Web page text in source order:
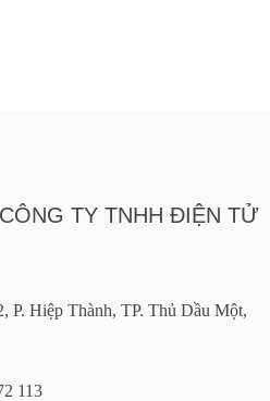
TY TNHH ĐIỆN TỬ
Hiệp Thành, TP. Thủ Dầu Một,
3872 113